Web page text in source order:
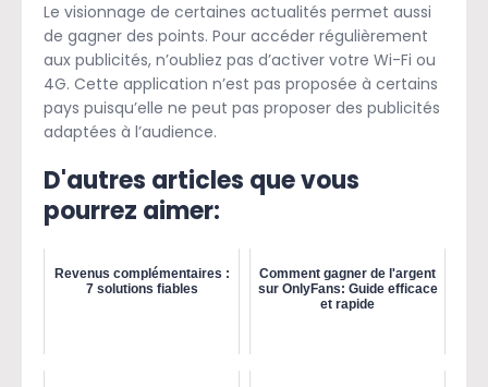
Le visionnage de certaines actualités permet aussi
de gagner des points. Pour accéder régulièrement
aux publicités, n’oubliez pas d’activer votre Wi-Fi ou
4G. Cette application n’est pas proposée à certains
pays puisqu’elle ne peut pas proposer des publicités
adaptées à l’audience.
D'autres articles que vous
pourrez aimer:
Revenus complémentaires :
7 solutions fiables
Comment gagner de l'argent
sur OnlyFans: Guide efficace
et rapide